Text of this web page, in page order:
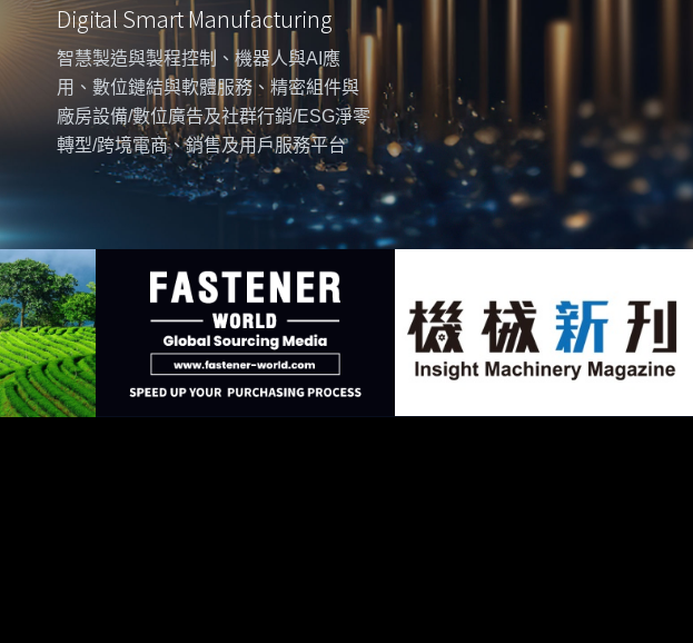
Digital Smart Manufacturing
智慧製造與製程控制、機器人與AI應
用、數位鏈結與軟體服務、精密組件與
廠房設備/數位廣告及社群行銷/ESG淨零
轉型/跨境電商、銷售及用戶服務平台